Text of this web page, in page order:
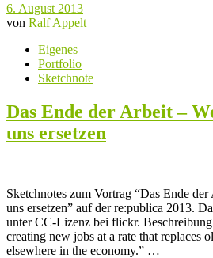
6. August 2013
von Ralf Appelt
Eigenes
Portfolio
Sketchnote
Das Ende der Arbeit –
uns ersetzen
Sketchnotes zum Vortrag “Das Ende
uns ersetzen” auf der re:publica 2013.
unter CC-Lizenz bei flickr.
creating new jobs at a rate that replaces
elsewhere in the economy.” …